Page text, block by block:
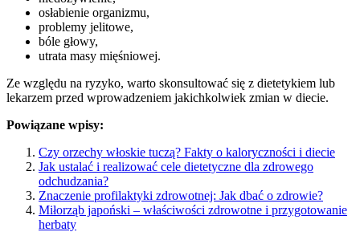
osłabienie organizmu,
problemy jelitowe,
bóle głowy,
utrata masy mięśniowej.
Ze względu na ryzyko, warto skonsultować się z dietetykiem lub
lekarzem przed wprowadzeniem jakichkolwiek zmian w diecie.
Powiązane wpisy:
Czy orzechy włoskie tuczą? Fakty o kaloryczności i diecie
Jak ustalać i realizować cele dietetyczne dla zdrowego
odchudzania?
Znaczenie profilaktyki zdrowotnej: Jak dbać o zdrowie?
Miłorząb japoński – właściwości zdrowotne i przygotowanie
herbaty